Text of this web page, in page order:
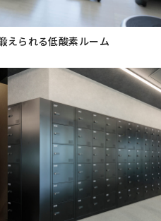
えられる低酸素ルーム